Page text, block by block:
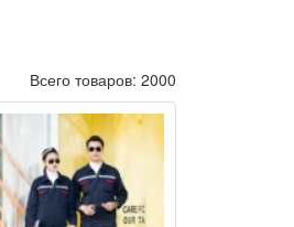
Всего товаров: 2000